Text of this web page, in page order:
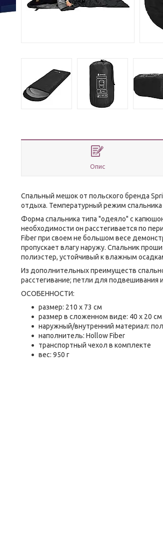
Опис
Спальный мешок от польского бренда
отдыха. Температурный режим
Форма спальника типа "одеяло" с
необходимости он расстегивается по
Fiberпри своем не большом весе
пропускает влагу наружу. Спальник
полиэстер, устойчивый к влажным
Из дополнительных преимуществ
расстегивание; петли для подвешивания
ОСОБЕННОСТИ:
размер: 210 x 73 см
размер в сложенном виде: 40 x 20 см
наружный/внутренний материал:
наполнитель: Hollow Fiber
транспортный чехол в комплекте
вес: 950 г